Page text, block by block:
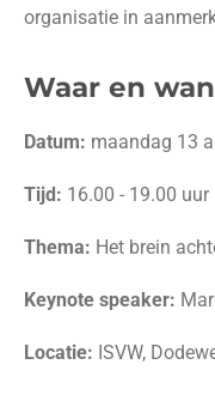
organisatie in
Waar en
Datum: maandag 13
Tijd: 16.00 - 19.00 uur
Thema: Het brein
Keynote speaker:
Locatie: ISVW,